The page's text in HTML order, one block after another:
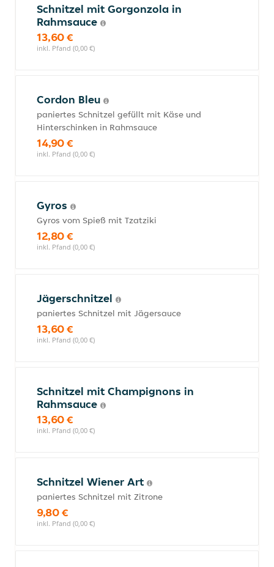
Schnitzel mit Gorgonzola in
Rahmsauce
13,60 €
inkl. Pfand (0,00 €)
Cordon Bleu
paniertes Schnitzel gefüllt mit Käse und
Hinterschinken in Rahmsauce
14,90 €
inkl. Pfand (0,00 €)
Gyros
Gyros vom Spieß mit Tzatziki
12,80 €
inkl. Pfand (0,00 €)
Jägerschnitzel
paniertes Schnitzel mit Jägersauce
13,60 €
inkl. Pfand (0,00 €)
Schnitzel mit Champignons in
Rahmsauce
13,60 €
inkl. Pfand (0,00 €)
Schnitzel Wiener Art
paniertes Schnitzel mit Zitrone
9,80 €
inkl. Pfand (0,00 €)